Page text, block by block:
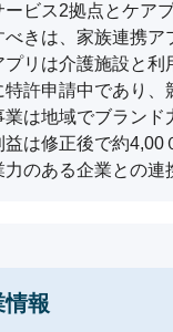
ービス2拠点とケア
べきは、家族連携ア
プリは介護施設と利
特許申請中であり、
業は地域でブランド
益は修正後で約4,00
力のある企業との連
情報